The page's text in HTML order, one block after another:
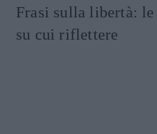
Frasi sulla libertà:
su cui riflettere